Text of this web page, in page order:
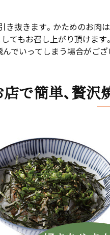
抜きます。かためのお肉
てもお召し上がり頂けます。
でいってしまう場合がござ
店で簡単、贅